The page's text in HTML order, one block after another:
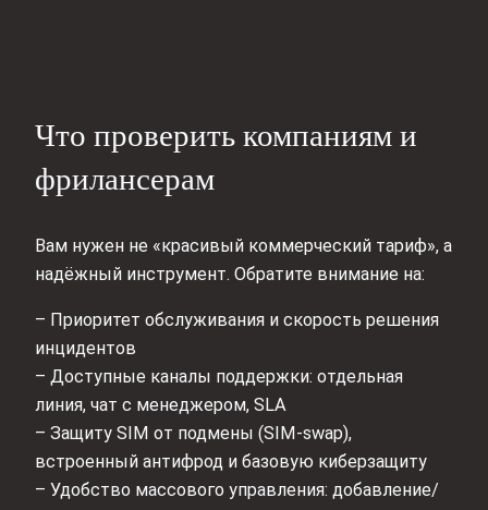
Что проверить компаниям и
фрилансерам
Вам нужен не «красивый коммерческий тариф», а
надёжный инструмент. Обратите внимание на:
– Приоритет обслуживания и скорость решения
инцидентов
– Доступные каналы поддержки: отдельная
линия, чат с менеджером, SLA
– Защиту SIM от подмены (SIM-swap),
встроенный антифрод и базовую киберзащиту
– Удобство массового управления: добавление/